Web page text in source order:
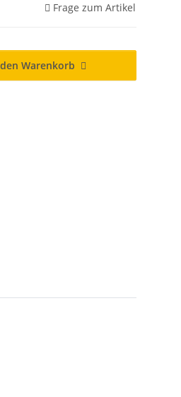
Frage zum Artikel
Warenkorb